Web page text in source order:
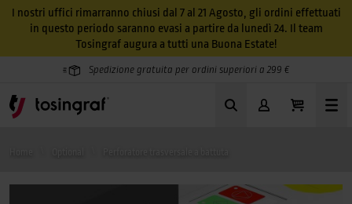
I nostri uffici rimarranno chiusi dal 7 al 21 Agosto, gli ordini effettuati
in questo periodo saranno evasi a partire da lunedì 24. Il team
Tosingraf augura a tutti una Buona Estate!
Spedizione gratuita per ordini superiori a 299 €